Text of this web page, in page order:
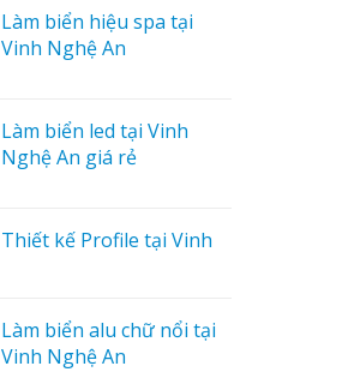
Làm biển hiệu spa tại
Vinh Nghệ An
Làm biển led tại Vinh
Nghệ An giá rẻ
Thiết kế Profile tại Vinh
Làm biển alu chữ nổi tại
Vinh Nghệ An